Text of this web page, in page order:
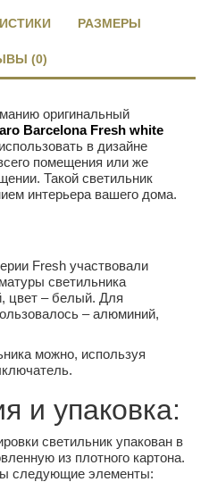
РАЗМЕРЫ
(0)
оригинальный
Barcelona Fresh white
в дизайне
помещения или же
Такой светильник
интерьера вашего дома.
Fresh участвовали
светильника
цвет – белый. Для
– алюминий,
можно, используя
и упаковка:
светильник упакован в
из плотного картона.
следующие элементы: